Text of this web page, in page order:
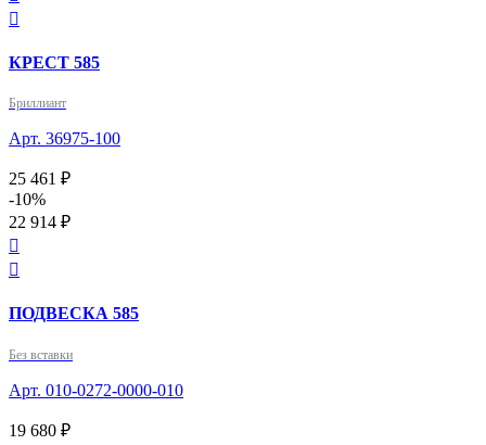

КРЕСТ 585
Бриллиант
Арт. 36975-100
25 461 ₽
-10%
22 914 ₽


ПОДВЕСКА 585
Без вставки
Арт. 010-0272-0000-010
19 680 ₽